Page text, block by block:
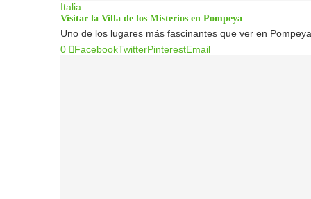
Italia
Visitar la Villa de los Misterios en Pompeya
Uno de los lugares más fascinantes que ver en
0
FacebookTwitterPinterestEmail